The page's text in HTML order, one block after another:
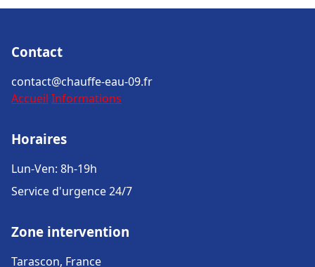
Contact
contact@chauffe-eau-09.fr
Accueil Informations
Horaires
Lun-Ven: 8h-19h
Service d'urgence 24/7
Zone intervention
Tarascon, France